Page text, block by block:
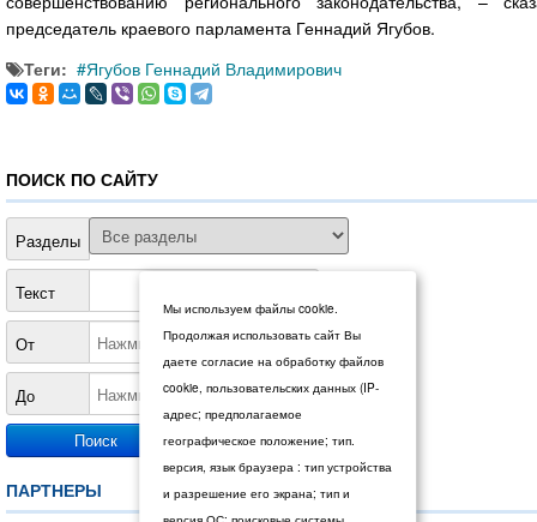
председатель краевого парламента Геннадий Ягубов.
Теги:
Ягубов Геннадий Владимирович
ПОИСК ПО САЙТУ
Разделы
Текст
От
До
ПАРТНЕРЫ
Мы используем файлы cookie.
Продолжая использовать сайт Вы
даете согласие на обработку файлов
cookie, пользовательских данных (IP-
адрес; предполагаемое
географическое положение; тип.
версия, язык браузера : тип устройства
и разрешение его экрана; тип и